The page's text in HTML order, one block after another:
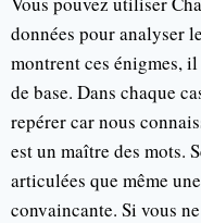
données pour analyser
montrent ces énigmes,
de base. Dans chaque
repérer car nous
est un maître des mots.
articulées que même
convaincante. Si vous